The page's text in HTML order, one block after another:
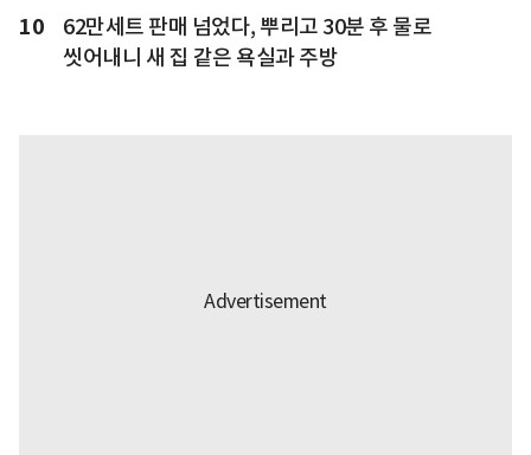
10
62만세트 판매 넘었다, 뿌리고 30분 후 물로
씻어내니 새 집 같은 욕실과 주방